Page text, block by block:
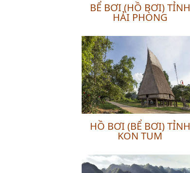
BỂ BƠI (HỒ BƠI) TỈNH
HẢI PHÒNG
HỒ BƠI (BỂ BƠI) TỈNH
KON TUM